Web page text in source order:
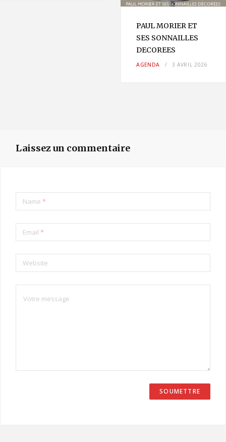
PAUL MORIER ET
SES SONNAILLES
DECOREES
AGENDA 3 AVRIL 2026
Laissez un commentaire
Name *
Email *
Website